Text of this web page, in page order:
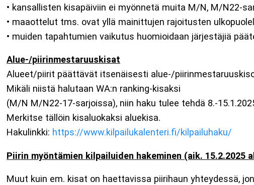
• kansallisten kisapäiviin ei myönnetä muita M/N, M/N22-
• maaottelut tms. ovat yllä mainittujen rajoitusten
• muiden tapahtumien vaikutus huomioidaan järjestäjiä
Alue-/piirinmestaruuskisat
Alueet/piirit päättävät itsenäisesti alue-/
Mikäli niistä halutaan WA:n ranking-kisaksi
(M/N M/N22-17-sarjoissa), niin haku tulee tehdä 8.-
Merkitse tällöin kisaluokaksi aluekisa.
Hakulinkki: https://www.kilpailukalenteri.fi/kilpailuhaku/
Piirin myöntämien kilpailuiden hakeminen (aik. 15.2.2025
Muut kuin em. kisat on haettavissa piirihaun yhteydessä,